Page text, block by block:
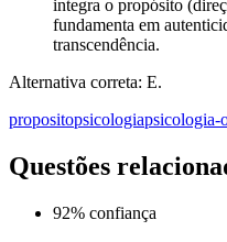
integra o propósito
fundamenta em
transcendência.
Alternativa correta: E.
propositopsicologiapsicologia-
Questões
92% confiança